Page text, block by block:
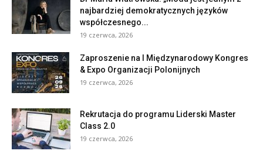
najbardziej demokratycznych języków
współczesnego...
19 czerwca, 2026
Zaproszenie na I Międzynarodowy Kongres
& Expo Organizacji Polonijnych
19 czerwca, 2026
Rekrutacja do programu Liderski Master
Class 2.0
19 czerwca, 2026